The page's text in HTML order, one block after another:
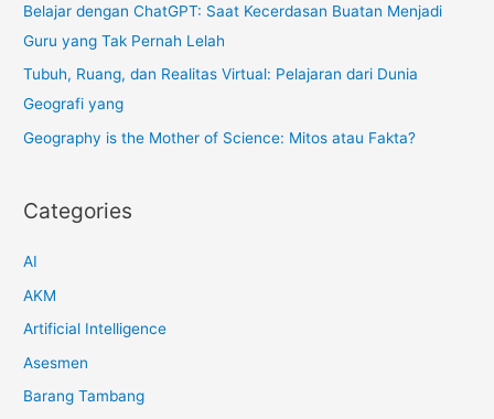
r
:
Belajar dengan ChatGPT: Saat Kecerdasan Buatan Menjadi
Guru yang Tak Pernah Lelah
Tubuh, Ruang, dan Realitas Virtual: Pelajaran dari Dunia
Geografi yang
Geography is the Mother of Science: Mitos atau Fakta?
Categories
AI
AKM
Artificial Intelligence
Asesmen
Barang Tambang